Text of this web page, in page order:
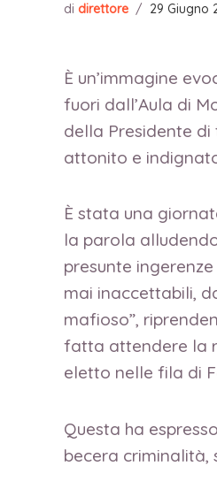
di direttore / 29 Giugno
È un’immagine
fuori dall’Aula di
della Presidente di
attonito e
È stata una
la parola
presunte
mai inaccettabili,
mafioso”,
fatta attendere la
eletto nelle fila di
Questa ha
becera criminalità,